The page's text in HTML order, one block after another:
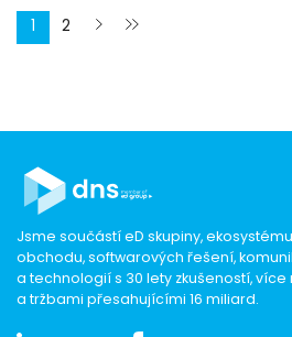
1 2
Jsme součástí eD skupiny,
obchodu, softwarových řešení,
a technologií s 30 lety zkušeností,
a tržbami přesahujícími 16 miliard.